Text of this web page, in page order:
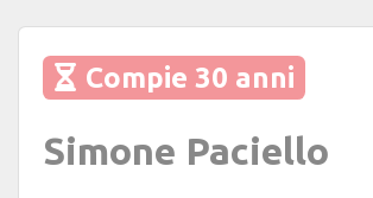
Compie 30 anni
Simone Paciello